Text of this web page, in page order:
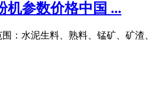
机参数价格中国 ...
：水泥生料、熟料、锰矿、矿